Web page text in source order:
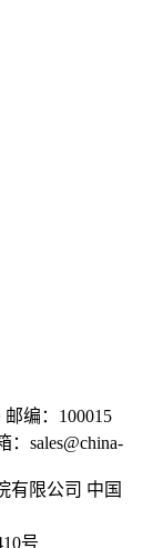
编：100015
：sales@china-
有限公司 中国
号